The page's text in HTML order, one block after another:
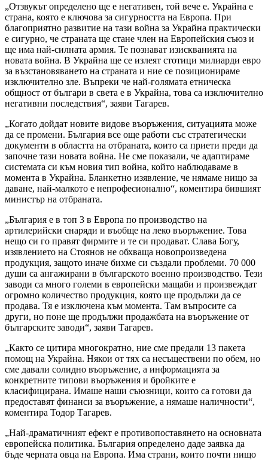
„Отзвукът определено ще е негативен, той вече е. Украйна е
страна, която е ключова за сигурността на Европа. При
благоприятно развитие на тази война за Украйна практически
е сигурно, че страната ще стане член на Европейския съюз и
ще има най-силната армия. Те познават изискванията на
новата война. В Украйна ще се излеят стотици милиарди евро
за възстановяването на страната и ние се позиционираме
изключително зле. Въпреки че най-голямата етническа
общност от българи в света е в Украйна, това са изключително
негативни последствия“, заяви Тагарев.
„Когато дойдат новите видове въоръжения, ситуацията може
да се промени. България все още работи със стратегически
документи в областта на отбраната, които са приети преди да
започне тази новата война. Не сме показали, че адаптираме
системата си към новия тип война, който наблюдаваме в
момента в Украйна. Бланкетно изявление, че нямаме нищо за
даване, най-малкото е непрофесионално“, коментира бившият
министър на отбраната.
„България е в топ 3 в Европа по производство на
артилерийски снаряди и въобще на леко въоръжение. Това
нещо си го правят фирмите и те си продават. Слава Богу,
изявлението на Стоянов не обхваща новопроизведена
продукция, защото иначе бихме си създали проблеми. 70 000
души са ангажирани в българското военно производство. Тези
заводи са много големи в европейски мащаби и произвеждат
огромно количество продукция, която ще продължи да се
продава. Тя е изключена към момента. Там въпросите са
други, но поне ще продължи продажбата на въоръжение от
българските заводи“, заяви Тагарев.
„Както се цитира многократно, ние сме предали 13 пакета
помощ на Украйна. Някои от тях са несъществени по обем, но
сме давали солидно въоръжение, а информацията за
конкретните типови въоръжения и бройките е
класифицирана. Имаше наши съюзници, които са готови да
предоставят финанси за въоръжение, а нямаше наличности“,
коментира Тодор Тагарев.
„Най-драматичният ефект е противопоставянето на основната
европейска политика. България определено даде заявка да
бъде черната овца на Европа. Има страни, които почти нищо